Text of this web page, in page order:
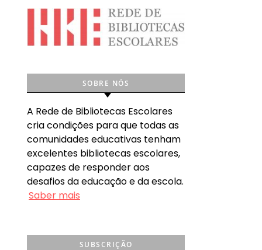
SOBRE NÓS
A Rede de Bibliotecas Escolares
cria condições para que todas as
comunidades educativas tenham
excelentes bibliotecas escolares,
capazes de responder aos
desafios da educação e da escola.
Saber mais
SUBSCRIÇÃO